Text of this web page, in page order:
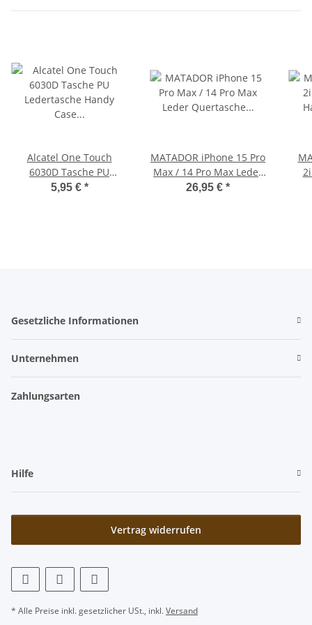
Alcatel One Touch
6030D Tasche PU
Ledertasche Handy Case
5,95 € *
MATADOR iPhone 15 Pro
Max / 14 Pro Max Leder
Quertasche Schwarz
26,95 € *
Gesetzliche Informationen
Unternehmen
Zahlungsarten
Hilfe
Vertrag widerrufen
* Alle Preise inkl. gesetzlicher USt., inkl.Versand